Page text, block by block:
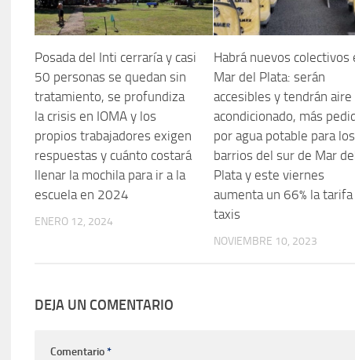
Posada del Inti cerraría y casi
50 personas se quedan sin
tratamiento, se profundiza
la crisis en IOMA y los
propios trabajadores exigen
respuestas y cuánto costará
llenar la mochila para ir a la
escuela en 2024
ENERO 12, 2024
Habrá nuevos colectivos
Mar del Plata: serán
accesibles y tendrán aire
acondicionado, más
por agua potable para los
barrios del sur de Mar
Plata y este viernes
aumenta un 66% la tarifa
taxis
NOVIEMBRE 10, 2023
DEJA UN COMENTARIO
Comentario*